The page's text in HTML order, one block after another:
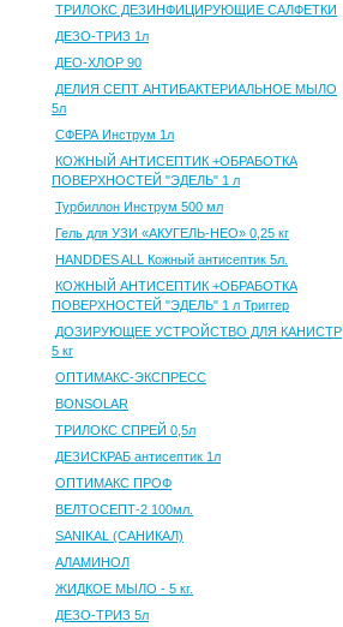
ТРИЛОКС ДЕЗИНФИЦИРУЮЩИЕ САЛФЕТКИ
ДЕЗО-ТРИЗ 1л
ДЕО-ХЛОР 90
ДЕЛИЯ СЕПТ АНТИБАКТЕРИАЛЬНОЕ МЫЛО
5л
СФЕРА Инструм 1л
КОЖНЫЙ АНТИСЕПТИК +ОБРАБОТКА
ПОВЕРХНОСТЕЙ "ЭДЕЛЬ" 1 л
Турбиллон Инструм 500 мл
Гель для УЗИ «АКУГЕЛЬ-НЕО» 0,25 кг
HANDDES ALL Кожный антисептик 5л.
КОЖНЫЙ АНТИСЕПТИК +ОБРАБОТКА
ПОВЕРХНОСТЕЙ "ЭДЕЛЬ" 1 л Триггер
ДОЗИРУЮЩЕЕ УСТРОЙСТВО ДЛЯ КАНИСТР
5 кг
ОПТИМАКС-ЭКСПРЕСС
BONSOLAR
ТРИЛОКС СПРЕЙ 0,5л
ДЕЗИСКРАБ антисептик 1л
ОПТИМАКС ПРОФ
ВЕЛТОСЕПТ-2 100мл.
SANIKAL (САНИКАЛ)
АЛАМИНОЛ
ЖИДКОЕ МЫЛО - 5 кг.
ДЕЗО-ТРИЗ 5л